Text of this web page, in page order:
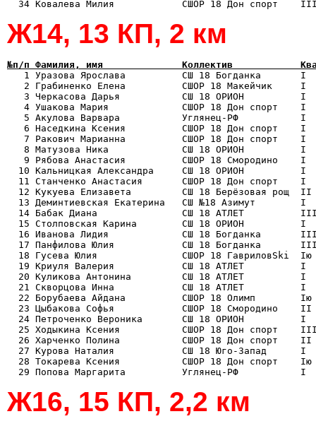
Ж14, 13 КП, 2 км
№п/п Фамилия, имя              Коллектив            Квал
1 Уразова Ярослава          СШ 18 Богданка       I
2 Грабиненко Елена          СШОР 18 Макейчик
3 Черкасова Дарья           СШ 18 ОРИОН
4 Ушакова Мария             СШОР 18 Дон спорт
5 Акулова Варвара           Углянец-РФ
6 Наседкина Ксения          СШОР 18 Дон спорт
7 Ракович Марианна          СШОР 18 Дон спорт
8 Матузова Ника             СШ 18 ОРИОН
9 Рябова Анастасия          СШОР 18 Смородино
10 Кальницкая Александра     СШ 18 ОРИОН
11 Станченко Анастасия       СШОР 18 Дон спорт
12 Кукуева Елизавета         СШ 18 Берёзовая рощ
13 Деминтиевская Екатерина   СШ №18 Азимут
14 Бабак Диана               СШ 18 АТЛЕТ
15 Столповская Карина        СШ 18 ОРИОН
16 Иванова Лидия             СШ 18 Богданка
17 Панфилова Юлия            СШ 18 Богданка
18 Гусева Юлия               СШОР 18 ГавриловSki
19 Криуля Валерия            СШ 18 АТЛЕТ
20 Куликова Антонина         СШ 18 АТЛЕТ
21 Скворцова Инна            СШ 18 АТЛЕТ
22 Борубаева Айдана          СШОР 18 Олимп
23 Цыбакова Софья            СШОР 18 Смородино
24 Петроченко Вероника       СШ 18 ОРИОН
25 Ходыкина Ксения           СШОР 18 Дон спорт
26 Харченко Полина           СШОР 18 Дон спорт
27 Курова Наталия            СШ 18 Юго-Запад
28 Токарева Ксения           СШОР 18
Ж16, 15 КП, 2,2 км